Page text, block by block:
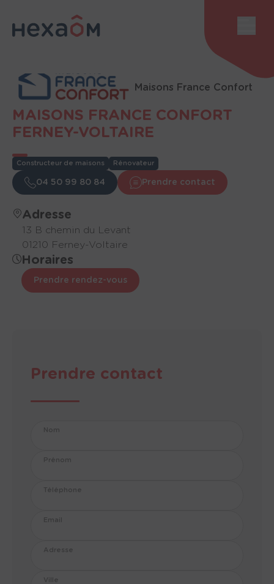
Maisons France Confort
MAISONS FRANCE CONFORT
FERNEY-VOLTAIRE
Constructeur de maisons Rénovateur
04 50 99 80 84 Prendre contact
Adresse
13 B chemin du Levant
01210 Ferney-Voltaire
Horaires
Prendre rendez-vous
Prendre contact
Nom
Prénom
Téléphone
Email
Adresse
Ville